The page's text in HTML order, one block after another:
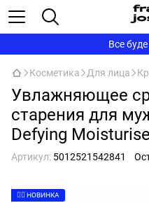
Все
Косметика Для лица
Увлажняющее
старения для
Defying
Артикул: 5012521542841
👉🏻 НОВИНКА